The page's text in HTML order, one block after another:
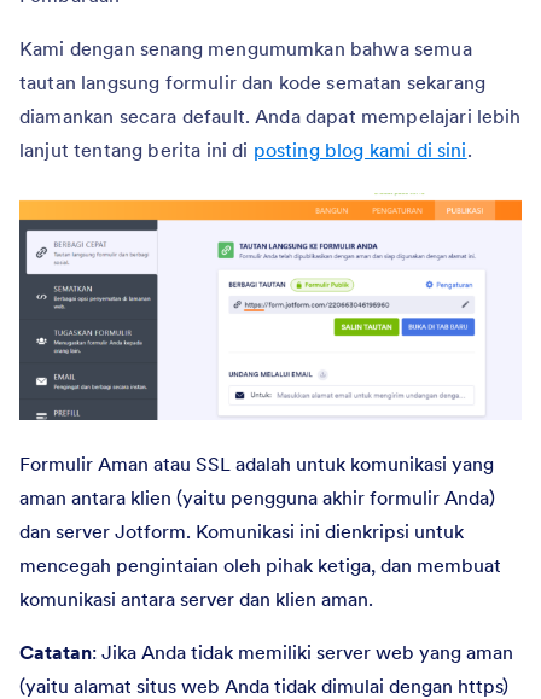
Kami dengan senang mengumumkan bahwa semua
tautan langsung formulir dan kode sematan sekarang
diamankan secara default. Anda dapat mempelajari lebih
lanjut tentang berita ini di posting blog kami di sini.
Formulir Aman atau SSL adalah untuk komunikasi yang
aman antara klien (yaitu pengguna akhir formulir Anda)
dan server Jotform. Komunikasi ini dienkripsi untuk
mencegah pengintaian oleh pihak ketiga, dan membuat
komunikasi antara server dan klien aman.
Catatan: Jika Anda tidak memiliki server web yang aman
(yaitu alamat situs web Anda tidak dimulai dengan https)